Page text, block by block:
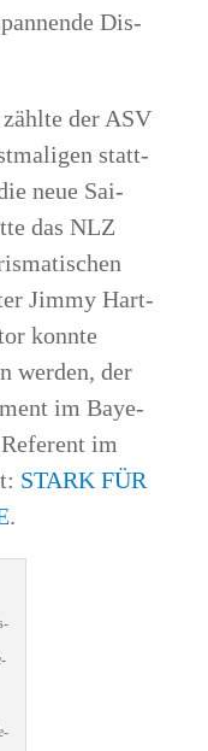
Dis­
der ASV
statt­
neue Sai­
das NLZ
Jim­my Hart­
konn­te
wer­den, der
im Baye­
im
STARK FÜR
.